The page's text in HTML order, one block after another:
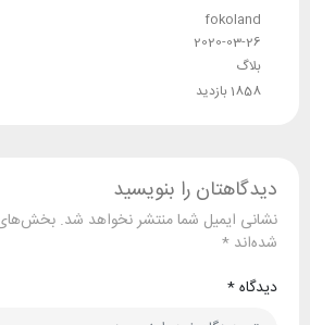
fokoland
2020-03-26
بلاگ
1858 بازدید
دیدگاهتان را بنویسید
نشانی ایمیل شما منتشر نخواهد شد. بخش‌های
شده‌اند *
دیدگاه*